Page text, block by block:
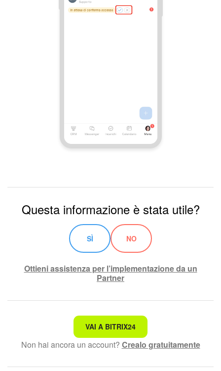
Questa informazione è stata utile?
SÌ NO
Ottieni assistenza per l’implementazione da un
Partner
Non è quello che sto cercando.
Testo complesso e incomprensibile
Le informazioni sono obsolete.
VAI A BITRIX24
Non hai ancora un account? Crealo gratuitamente